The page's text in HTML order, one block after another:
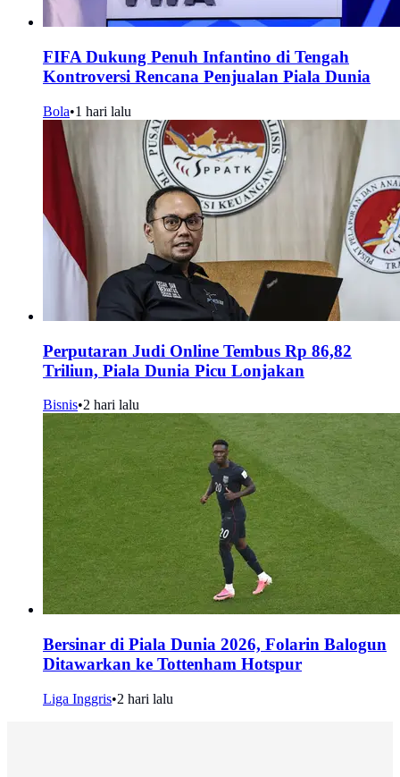
FIFA Dukung Penuh Infantino di Tengah
Kontroversi Rencana Penjualan Piala Dunia
Bola•1 hari lalu
Perputaran Judi Online Tembus Rp 86,82
Triliun, Piala Dunia Picu Lonjakan
Bisnis•2 hari lalu
Bersinar di Piala Dunia 2026, Folarin Balogun
Ditawarkan ke Tottenham Hotspur
Liga Inggris•2 hari lalu